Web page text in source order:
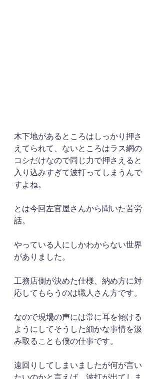
木下地があるところはしっかり押さ
えてられて、ないところはラス網の
コシだけなので同じ力で押さえると
入り込みすぎて波打ってしまうんで
すよね。
とは今回左官屋さんから聞いた苦労
話。
やっている人にしかわからない世界
がありました。
工務店側が決めた仕様、納め方に対
応してもらうのは職人さん方です。
なので現場の声には常に耳を傾ける
ようにしてそうした細かな事情を汲
み取ることも僕の仕事です。
遠回りしてしまいましたが何が言い